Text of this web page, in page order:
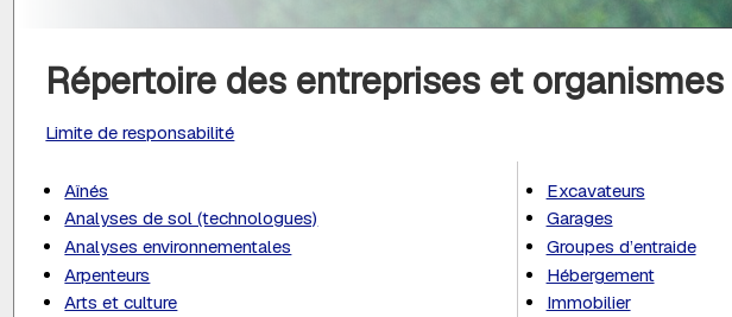
Répertoire des entreprises et organismes
Limite de responsabilité
Aînés
Analyses de sol (technologues)
Analyses environnementales
Arpenteurs
Arts et culture
Excavateurs
Garages
Groupes d’entraide
Hébergement
Immobilier